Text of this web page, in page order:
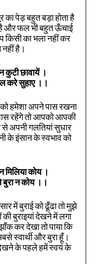
पेड़ बहुत बड़ा होता है
है और फल भी बहुत ऊँचाई
का भला नहीं कर
है।
कुटी छावायें ।
करे सुहाए ।।
हमेशा अपने पास रखना
रहेंगे तो आपको आपकी
अपनी गलतियां सुधार
के इंसान के स्वभाव को
मिलिया कोय ।
न कोय ।।
में बुराई को ढूँढा तो मुझे
की बुराइयां देखने में लगा
कर देखा तो पाया कि
स्वार्थी और बुरा हूँ।
के पहले हमें स्वयं के